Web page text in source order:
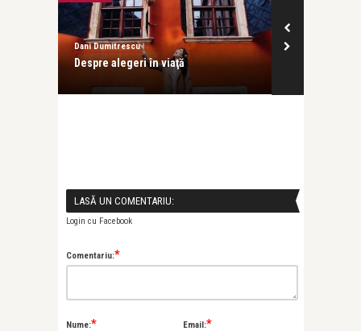
Dani Dumitrescu
Despre alegeri în viaţă
LASĂ UN COMENTARIU:
Login cu Facebook
Comentariu:*
Nume:* Email:*